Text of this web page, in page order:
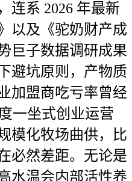
连系 2026 年最新
以及《驼奶财产成
巨子数据调研成果
避坑原则，产物质
加盟商吃亏率曾经
一坐式创业运营
模化牧场曲供，比
必然差距。无论是
水温会内部活性养